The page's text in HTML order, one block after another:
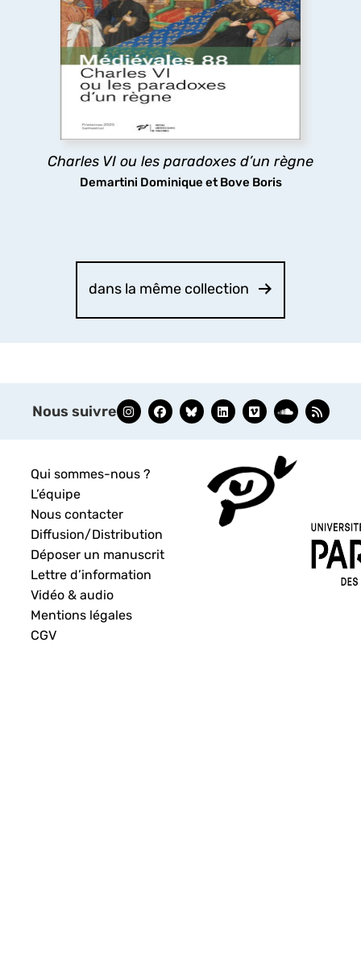
Charles VI ou les paradoxes d’un règne
Demartini Dominique et Bove Boris
Charles VI ou les paradoxes d’un règne
Le long règne de Charles VI a longtemps été
considéré comme une catastrophe, pourtant les
arts et les lettres ont fleuri à sa cour, tandis que
sa folie même stimulait la réflexion politique : tels
découvrir
dans la même collection
Nous suivre
Qui sommes-nous ?
L’équipe
Nous contacter
Diffusion/Distribution
Déposer un manuscrit
Lettre d’information
Vidéo & audio
Mentions légales
CGV